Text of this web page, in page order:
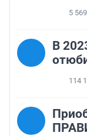
5 569
В
114